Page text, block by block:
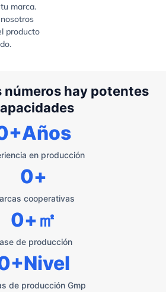
marca.
producto
números hay potentes
en producción
+Años
cooperativas
0+
de producción
0+㎡
de producción Gmp
+Nivel